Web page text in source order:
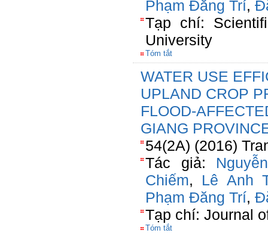
Phạm Đăng Trí,
Tạp chí:
University
Tóm tắt
WATER USE
UPLAND CROP
FLOOD-
GIANG
54(2A) (2016)
Tác giả:
Chiếm, Lê Anh
Phạm Đăng Trí,
Tạp chí: Journal
Tóm tắt